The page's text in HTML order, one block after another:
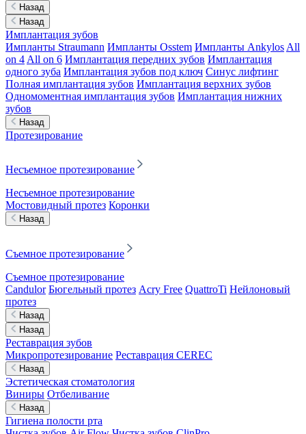
Назад
Назад
Имплантация зубов
Импланты Straumann Импланты Osstem Импланты Ankylos All
on 4 All on 6 Имплантация передних зубов Имплантация
одного зуба Имплантация зубов под ключ Синус лифтинг
Полная имплантация зубов Имплантация верхних зубов
Одномоментная имплантация зубов Имплантация нижних
зубов
Назад
Протезирование
Несъемное протезирование
Несъемное протезирование
Мостовидный протез Коронки
Назад
Съемное протезирование
Съемное протезирование
Candulor Бюгельный протез Acry Free QuattroTi Нейлоновый
протез
Назад
Назад
Реставрация зубов
Микропротезирование Реставрация CEREC
Назад
Эстетическая стоматология
Виниры Отбеливание
Назад
Гигиена полости рта